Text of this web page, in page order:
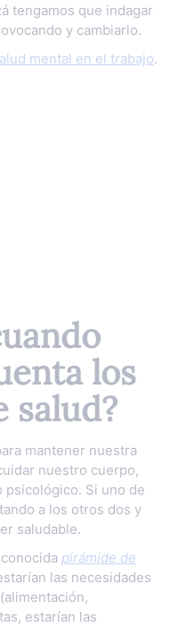
tengamos que indagar
y cambiarlo.
mental en el trabajo.
los
salud?
mantener nuestra
nuestro cuerpo,
psicológico. Si uno de
a los otros dos y
saludable.
pirámide de
las necesidades
estarían las